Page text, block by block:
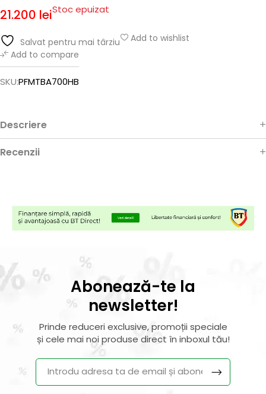
21.200 leiStoc epuizat
Salvat pentru mai târziu
Add to wishlist
Add to compare
SKU:PFMTBA700HB
Descriere
Recenzii
Abonează-te la
newsletter!
Prinde reduceri exclusive, promoții speciale
și cele mai noi produse direct în inboxul tău!